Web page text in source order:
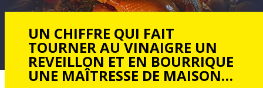
UN CHIFFRE QUI FAIT
TOURNER AU VINAIGRE UN
REVEILLON ET EN BOURRIQUE
UNE MAÎTRESSE DE MAISON…